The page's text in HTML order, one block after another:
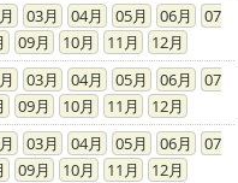
03 04 05 06
07
09 10 11
12
03 04 05 06
07
09 10 11
12
03 04 05 06
07
09 10 11
12